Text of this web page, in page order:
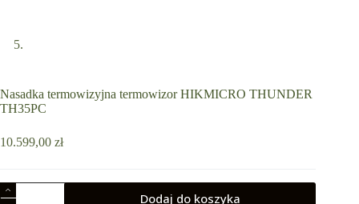
Nasadka termowizyjna termowizor HIKMICRO THUNDER
TH35PC
10.599,00 zł
ilość
Nasadka
Dodaj do koszyka